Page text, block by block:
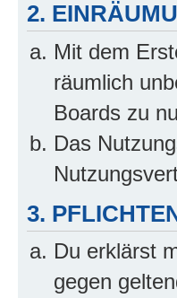
2.
Mit dem
räumlich
Boards zu
Das
3.
Du erklärst
gegen